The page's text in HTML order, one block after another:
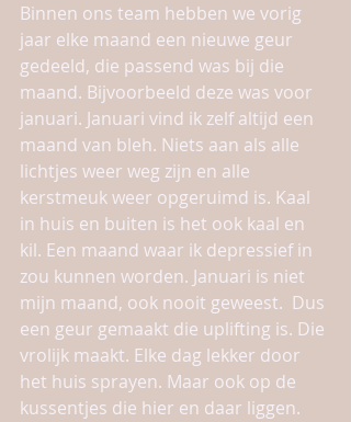
Binnen ons team hebben we vorig
jaar elke maand een nieuwe geur
gedeeld, die passend was bij die
maand. Bijvoorbeeld deze was voor
januari. Januari vind ik zelf altijd een
maand van bleh. Niets aan als alle
lichtjes weer weg zijn en alle
kerstmeuk weer opgeruimd is. Kaal
in huis en buiten is het ook kaal en
kil. Een maand waar ik depressief in
zou kunnen worden. Januari is niet
mijn maand, ook nooit geweest.  Dus
een geur gemaakt die uplifting is. Die
vrolijk maakt. Elke dag lekker door
het huis sprayen. Maar ook op de
kussentjes die hier en daar liggen.